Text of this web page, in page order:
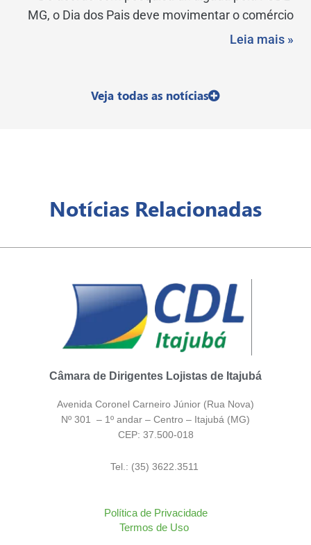
MG, o Dia dos Pais deve movimentar o comércio
Leia mais »
Veja todas as notícias
Notícias Relacionadas
Câmara de Dirigentes Lojistas de Itajubá
Avenida Coronel Carneiro Júnior (Rua Nova)
Nº 301 – 1º andar – Centro – Itajubá (MG)
CEP: 37.500-018
Tel.: (35) 3622.3511
Política de Privacidade
Termos de Uso